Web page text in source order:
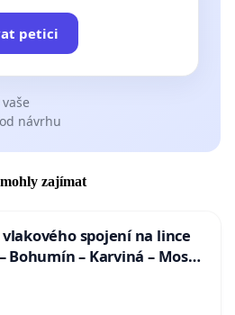
petici
návrhu
zajímat
spojení na lince
Bohumín – Karviná – Mosty